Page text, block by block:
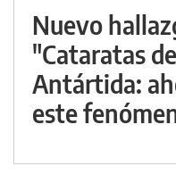
Nuevo
"Cataratas
Antártida:
este